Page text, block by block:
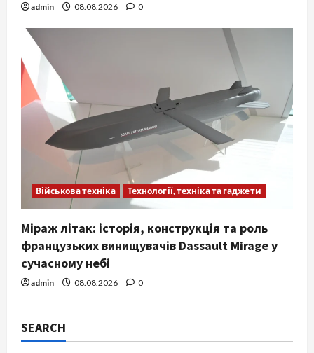
admin 08.08.2026 0
Військова техніка Технології, техніка та гаджети
Міраж літак: історія, конструкція та роль
французьких винищувачів Dassault Mirage у
сучасному небі
admin 08.08.2026 0
SEARCH